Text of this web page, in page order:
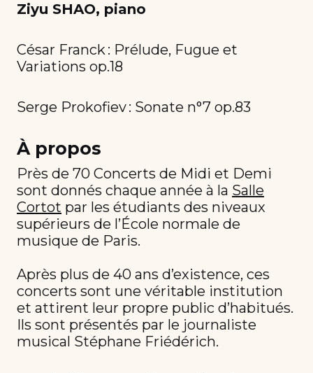
Ziyu SHAO, piano
César Franck : Prélude, Fugue et
Variations op.18
Serge Prokofiev : Sonate n°7 op.83
À propos
Près de 70 Concerts de Midi et Demi
sont donnés chaque année à la Salle
Cortot par les étudiants des niveaux
supérieurs de l’École normale de
musique de Paris.
Après plus de 40 ans d’existence, ces
concerts sont une véritable institution
et attirent leur propre public d’habitués.
Ils sont présentés par le journaliste
musical Stéphane Friédérich.